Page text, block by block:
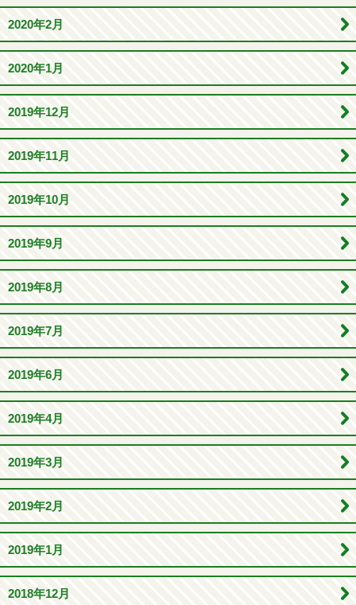
2020年2月
2020年1月
2019年12月
2019年11月
2019年10月
2019年9月
2019年8月
2019年7月
2019年6月
2019年4月
2019年3月
2019年2月
2019年1月
2018年12月